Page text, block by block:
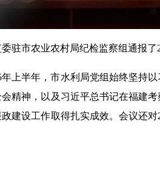
市农业农村局纪检监察组通报了
半年，市水利局党组始终坚持以
精神，以及习近平总书记在福建
建设工作取得扎实成效。会议还